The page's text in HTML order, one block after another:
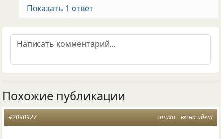
Показать 1 ответ
Похожие публикации
стихи весна идет
#2090927